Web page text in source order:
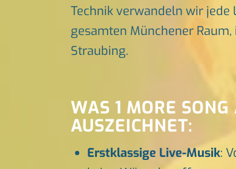
Technik verwandeln wir
gesamten Münchener
Straubing.
WAS 1 MORE
AUSZEICHNET:
Erstklassige Live-Musik: